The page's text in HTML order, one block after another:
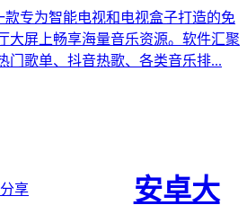
专为智能电视和电视盒子打造的免
大屏上畅享海量音乐资源。软件汇聚
门歌单、抖音热歌、各类音乐排...
享
安卓大